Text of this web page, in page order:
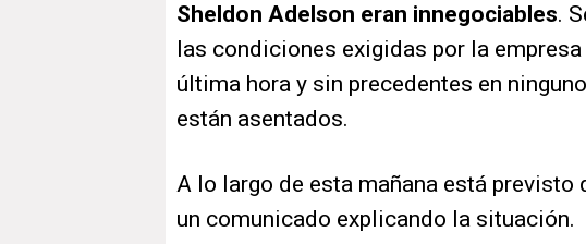
Sheldon Adelson eran innegociables.
las condiciones exigidas por la
última hora y sin precedentes en
están asentados.
A lo largo de esta mañana está previsto
un comunicado explicando la situación.